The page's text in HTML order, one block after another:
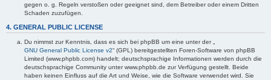
gegen o. g. Regeln verstoßen oder geeignet sind, dem Betreiber oder einem Dritten
Schaden zuzufügen.
4. GENERAL PUBLIC LICENSE
Du nimmst zur Kenntnis, dass es sich bei phpBB um eine unter der „
GNU General Public License v2“ (GPL) bereitgestellten Foren-Software von phpBB
Limited (www.phpbb.com) handelt; deutschsprachige Informationen werden durch die
deutschsprachige Community unter www.phpbb.de zur Verfügung gestellt. Beide
haben keinen Einfluss auf die Art und Weise, wie die Software verwendet wird. Sie